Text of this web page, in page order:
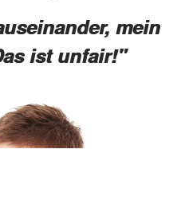
mein
ist unfair!"